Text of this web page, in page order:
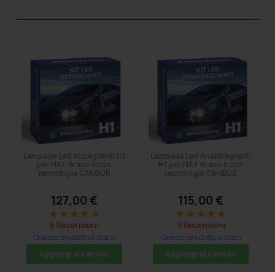
Lampade Led Abbaglianti H1
per FIAT Bravo II con
tecnologia CANBUS
127,00 €
star star star star star
6 Recensioni
Questo prodotto è stato
acquistato: 20 volte
Aggiungi al carrello
Lampade Led Anabbaglianti
H1 per FIAT Bravo II con
tecnologia CANBUS
115,00 €
star star star star star
9 Recensioni
Questo prodotto è stato
acquistato: 50 volte
Aggiungi al carrello